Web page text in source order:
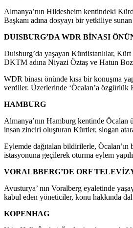
Almanya’nın Hildesheim kentindeki
Başkanı adına dosyayı bir yetkiliye
DUISBURG’DA WDR BİNASI
Duisburg’da yaşayan Kürdistanlılar,
DKTM adına Niyazi Öztaş ve Hatun
WDR binası önünde kısa bir konuşma
verdiler. Üzerlerinde ‘Öcalan’a özgürlük
HAMBURG
Almanya’nın Hamburg kentinde
insan zinciri oluşturan Kürtler, slogan
Eylemde dağıtalan bildirilerle,
istasyonuna geçilerek oturma eylem
VORALBBERG’DE ORF
Avusturya’ nın Voralberg eyaletinde
kabul eden yöneticiler, konu hakkında
KOPENHAG